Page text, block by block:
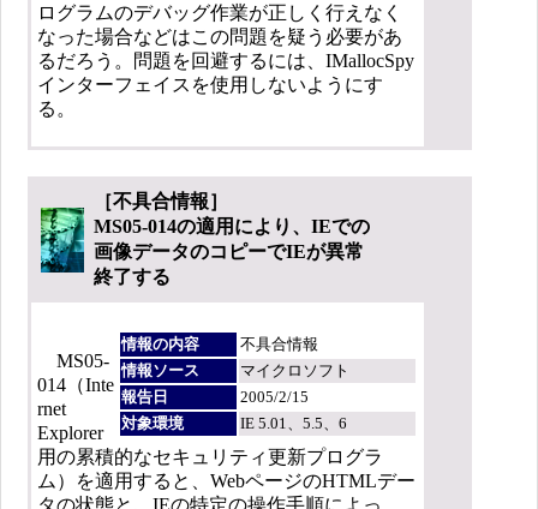
ログラムのデバッグ作業が正しく行えなく
なった場合などはこの問題を疑う必要があ
るだろう。問題を回避するには、IMallocSpy
インターフェイスを使用しないようにす
る。
［不具合情報］
MS05-014の適用により、IEでの
画像データのコピーでIEが異常
終了する
情報の内容
不具合情報
情報ソース
マイクロソフト
報告日
2005/2/15
対象環境
IE 5.01、5.5、6
MS05-
014（Inte
rnet
Explorer
用の累積的なセキュリティ更新プログラ
ム）を適用すると、WebページのHTMLデー
タの状態と、IEの特定の操作手順によっ